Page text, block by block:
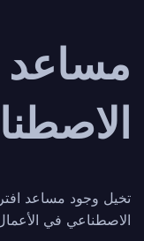
مساعد
الاصطناعي في الأعمال